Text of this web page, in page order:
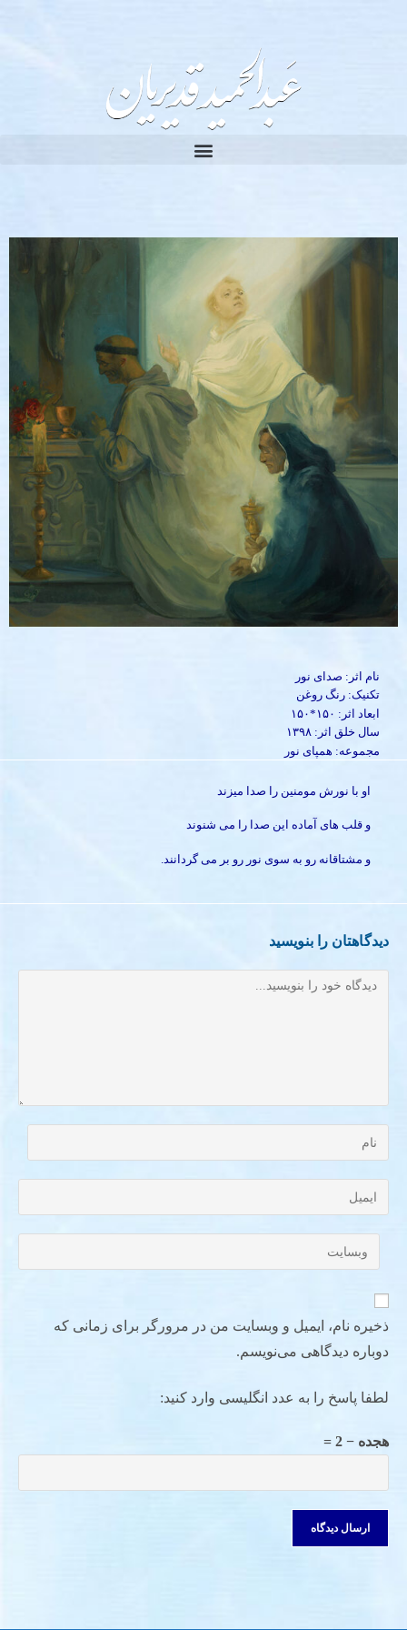
نام اثر: صدای نور
تکنیک: رنگ روغن
ابعاد اثر: ۱۵۰*۱۵۰
سال خلق اثر: ۱۳۹۸
مجموعه: همپای نور
او با نورش مومنین را صدا میزند
و قلب های آماده این صدا را می شنوند
و مشتاقانه رو به سوی نور رو بر می گردانند.
دیدگاهتان را بنویسید
ذخیره نام، ایمیل و وبسایت من در مرورگر برای زمانی که
دوباره دیدگاهی می‌نویسم.
لطفا پاسخ را به عدد انگلیسی وارد کنید:
هجده − 2 =